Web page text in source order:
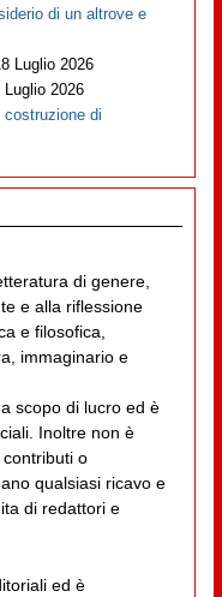
di un altrove e
Luglio 2026
Luglio 2026
di
di genere,
e alla riflessione
e filosofica,
immaginario e
scopo di lucro ed è
Inoltre non è
o
qualsiasi ricavo e
di redattori e
ed è